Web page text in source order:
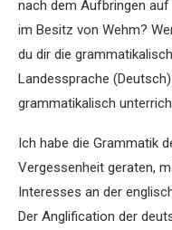
nach dem Aufbringen
im Besitz von Wehm?
du dir die
Landessprache
grammatikalisch
Ich habe die Grammatik
Vergessenheit geraten,
Interesses an der
Der Anglification der